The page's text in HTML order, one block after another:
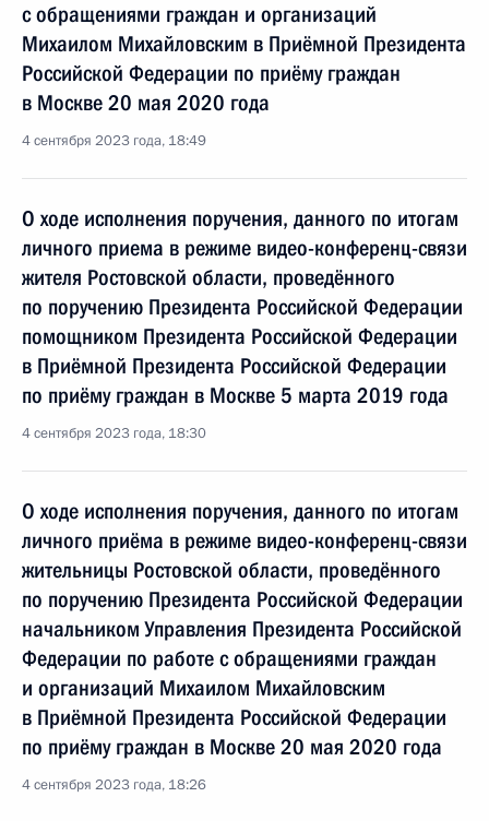
с обращениями граждан и организаций
Михаилом Михайловским в Приёмной Президента
Российской Федерации по приёму граждан
в Москве 20 мая 2020 года
4 сентября 2023 года, 18:49
О ходе исполнения поручения, данного по итогам
личного приема в режиме видео-конференц-связи
жителя Ростовской области, проведённого
по поручению Президента Российской Федерации
помощником Президента Российской Федерации
в Приёмной Президента Российской Федерации
по приёму граждан в Москве 5 марта 2019 года
4 сентября 2023 года, 18:30
О ходе исполнения поручения, данного по итогам
личного приёма в режиме видео-конференц-связи
жительницы Ростовской области, проведённого
по поручению Президента Российской Федерации
начальником Управления Президента Российской
Федерации по работе с обращениями граждан
и организаций Михаилом Михайловским
в Приёмной Президента Российской Федерации
по приёму граждан в Москве 20 мая 2020 года
4 сентября 2023 года, 18:26